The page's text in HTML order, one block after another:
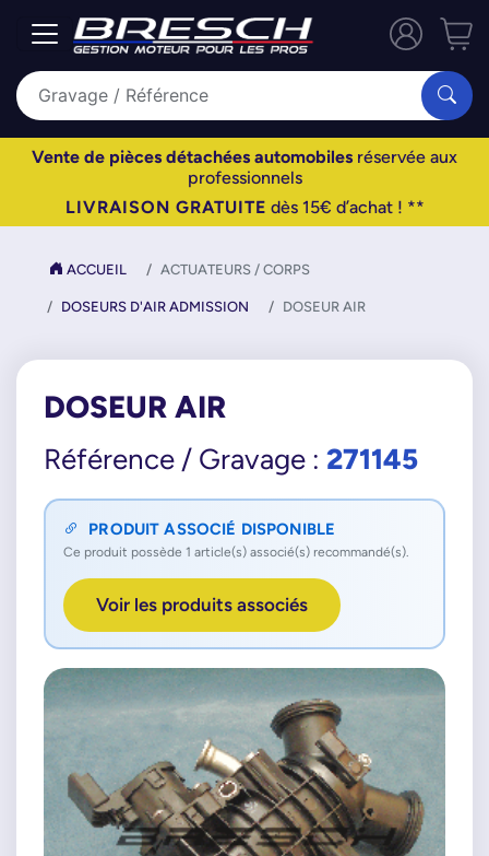
Vente de pièces détachées automobiles réservée aux
professionnels
LIVRAISON GRATUITE dès 15€ d’achat ! **
ACCUEIL ACTUATEURS / CORPS
DOSEURS D'AIR ADMISSION DOSEUR AIR
DOSEUR AIR
Référence / Gravage : 271145
PRODUIT ASSOCIÉ DISPONIBLE
Ce produit possède 1 article(s) associé(s) recommandé(s).
Voir les produits associés